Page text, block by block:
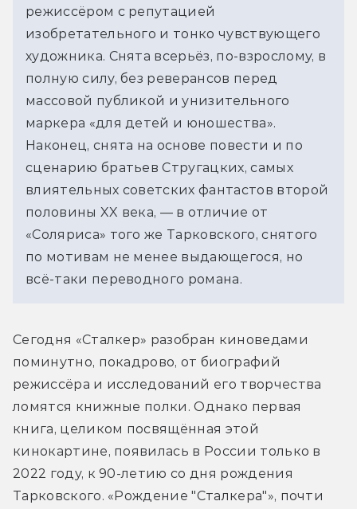
режиссёром с репутацией
изобретательного и тонко чувствующего
художника. Снята всерьёз, по-взрослому, в
полную силу, без реверансов перед
массовой публикой и унизительного
маркера «для детей и юношества».
Наконец, снята на основе повести и по
сценарию братьев Стругацких, самых
влиятельных советских фантастов второй
половины XX века, — в отличие от
«Соляриса» того же Тарковского, снятого
по мотивам не менее выдающегося, но
всё-таки переводного романа.
Сегодня «Сталкер» разобран киноведами
поминутно, покадрово, от биографий
режиссёра и исследований его творчества
ломятся книжные полки. Однако первая
книга, целиком посвящённая этой
кинокартине, появилась в России только в
2022 году, к 90-летию со дня рождения
Тарковского. «Рождение "Сталкера"», почти